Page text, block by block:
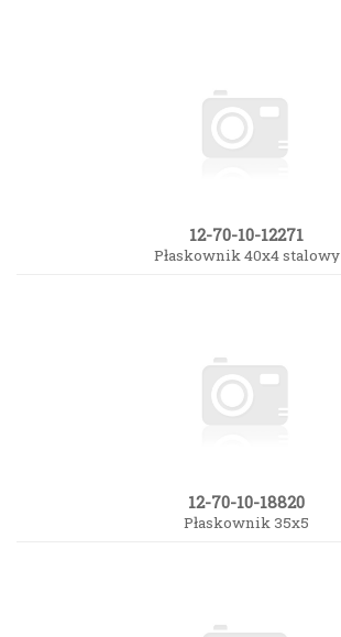
12-70-10-12271
Płaskownik 40x4 stalowy
12-70-10-18820
Płaskownik 35x5